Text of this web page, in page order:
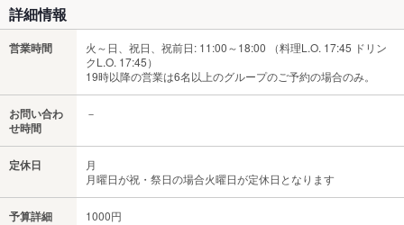
詳細情報
営業時間
火～日、祝日、祝前日: 11:00～18:00 （料理L.O. 17:45 ドリン
クL.O. 17:45）
19時以降の営業は6名以上のグループのご予約の場合のみ。
お問い合わ
せ時間
－
定休日
月
月曜日が祝・祭日の場合火曜日が定休日となります
予算詳細 1000円